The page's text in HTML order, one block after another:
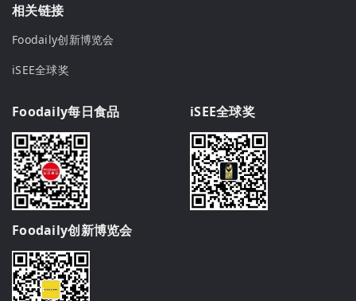
相关链接
Foodaily创新博览会
iSEE全球奖
Foodaily每日食品 iSEE全球奖
Foodaily创新博览会